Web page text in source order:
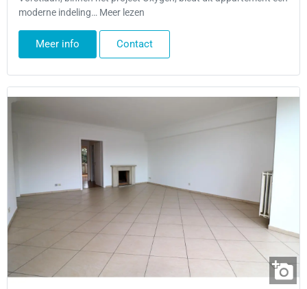
moderne indeling… Meer lezen
Meer info Contact